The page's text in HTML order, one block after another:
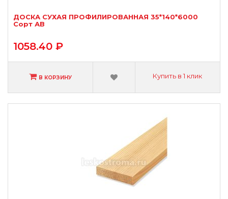
ДОСКА СУХАЯ ПРОФИЛИРОВАННАЯ 35*140*6000
Сорт АВ
1058.40 ₽
В КОРЗИНУ Купить в 1 клик